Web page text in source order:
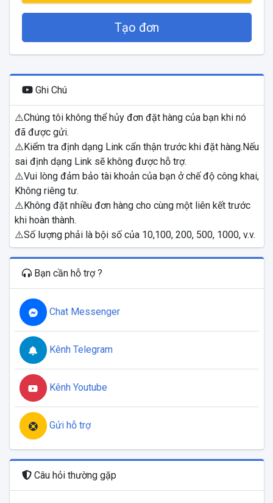
Tạo đơn
Ghi Chú
⚠️Chúng tôi không thể hủy đơn đặt hàng của bạn khi nó
đã được gửi.
⚠️Kiểm tra định dạng Link cẩn thận trước khi đặt hàng.Nếu
sai định dạng Link sẽ không được hỗ trợ.
⚠️Vui lòng đảm bảo tài khoản của bạn ở chế độ công khai,
Không riêng tư.
⚠️Không đặt nhiều đơn hàng cho cùng một liên kết trước
khi hoàn thành.
⚠️Số lượng phải là bội số của 10,100, 200, 500, 1000, v.v.
Bạn cần hỗ trợ ?
Chat Messenger
Kênh Telegram
Kênh Youtube
Gửi hỗ trợ
Câu hỏi thường gặp